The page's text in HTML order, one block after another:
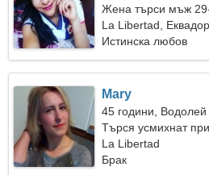
Жена търси мъж
La Libertad, Еквадор
Истинска любов
Mary
45 години, Водолей
Търся усмихнат
La Libertad
Брак